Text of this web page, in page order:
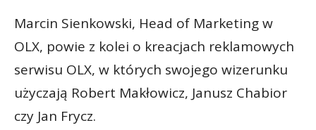
Marcin Sienkowski, Head of Marketing w
OLX, powie z kolei o kreacjach reklamowych
serwisu OLX, w których swojego wizerunku
użyczają Robert Makłowicz, Janusz Chabior
czy Jan Frycz.